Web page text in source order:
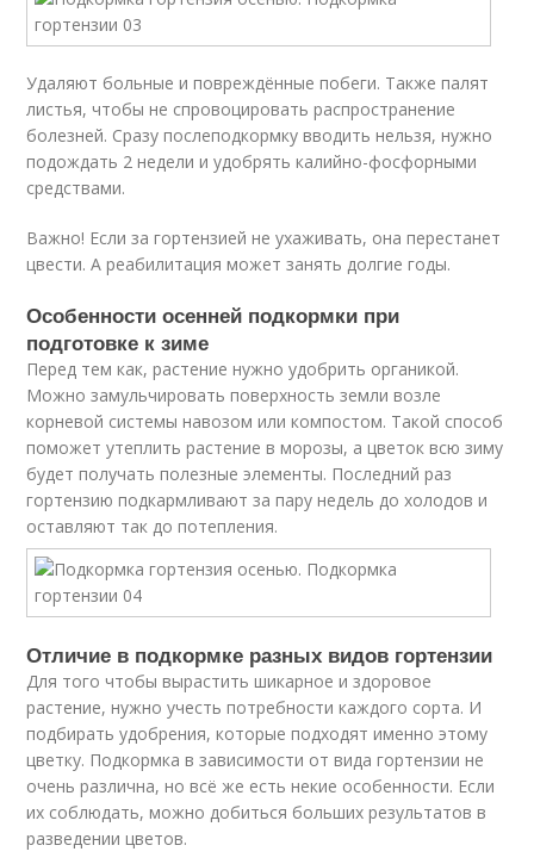
Удаляют больные и повреждённые побеги. Также палят
листья, чтобы не спровоцировать распространение
болезней. Сразу послеподкормку вводить нельзя, нужно
подождать 2 недели и удобрять калийно-фосфорными
средствами.
Важно! Если за гортензией не ухаживать, она перестанет
цвести. А реабилитация может занять долгие годы.
Особенности осенней подкормки при
подготовке к зиме
Перед тем как, растение нужно удобрить органикой.
Можно замульчировать поверхность земли возле
корневой системы навозом или компостом. Такой способ
поможет утеплить растение в морозы, а цветок всю зиму
будет получать полезные элементы. Последний раз
гортензию подкармливают за пару недель до холодов и
оставляют так до потепления.
Отличие в подкормке разных видов гортензии
Для того чтобы вырастить шикарное и здоровое
растение, нужно учесть потребности каждого сорта. И
подбирать удобрения, которые подходят именно этому
цветку. Подкормка в зависимости от вида гортензии не
очень различна, но всё же есть некие особенности. Если
их соблюдать, можно добиться больших результатов в
разведении цветов.